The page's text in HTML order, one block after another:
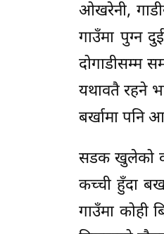
ओखरेनी,
गाउँमा पुग्न
दोगाडीसम्म
यथावतै रहने
बर्खामा पनि
सडक खुलेको
कच्ची हुँदा
गाउँमा कोही